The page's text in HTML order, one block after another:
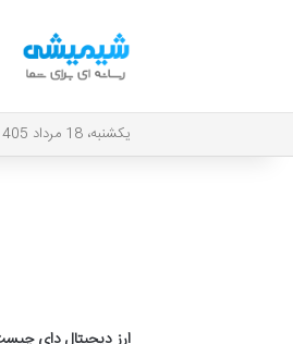
یکشنبه، 18 مرداد 1405